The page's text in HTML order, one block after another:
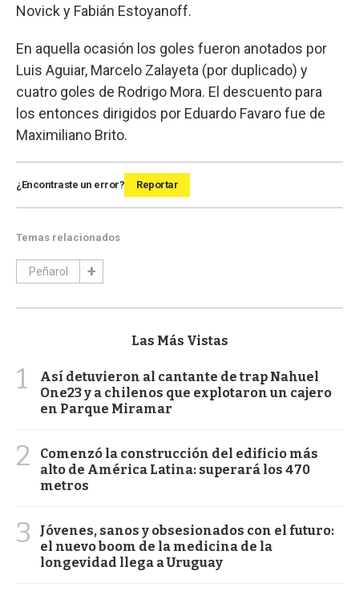
Novick y Fabián Estoyanoff.
En aquella ocasión los goles fueron anotados por
Luis Aguiar, Marcelo Zalayeta (por duplicado) y
cuatro goles de Rodrigo Mora. El descuento para
los entonces dirigidos por Eduardo Favaro fue de
Maximiliano Brito.
¿Encontraste un error? Reportar
Temas relacionados
Peñarol
Las Más Vistas
1
Así detuvieron al cantante de trap Nahuel
One23 y a chilenos que explotaron un cajero
en Parque Miramar
2
Comenzó la construcción del edificio más
alto de América Latina: superará los 470
metros
3
Jóvenes, sanos y obsesionados con el futuro:
el nuevo boom de la medicina de la
longevidad llega a Uruguay